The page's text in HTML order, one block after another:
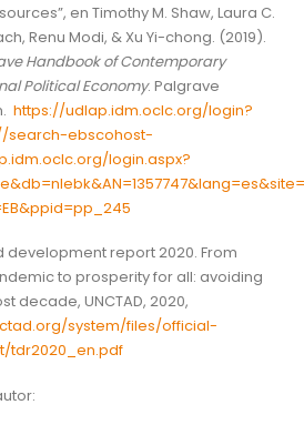
en Timothy M. Shaw, Laura C.
Renu Modi, & Xu Yi-chong. (2019).
Handbook of Contemporary
Political Economy. Palgrave
https://udlap.idm.oclc.org/login?
search-ebscohost-
login.aspx?
development report 2020. From
to prosperity for all: avoiding
decade, UNCTAD, 2020,
system/files/official-
tdr2020_en.pdf